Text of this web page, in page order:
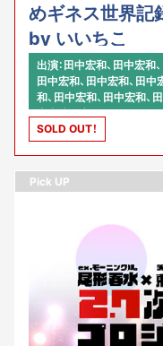
めギネス世界記
by いいちこ
出演：田中宏和、田中宏和
田中宏和、田中宏和、田中
和、田中宏和、田中宏和、
上出演予定！
SOLD OUT！
Pick UP